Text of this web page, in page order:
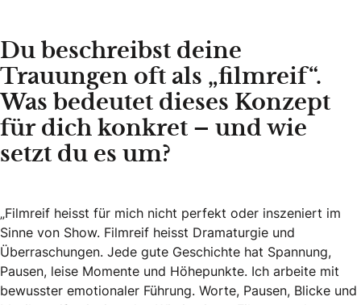
Du beschreibst deine
Trauungen oft als „filmreif“.
Was bedeutet dieses Konzept
für dich konkret – und wie
setzt du es um?
„Filmreif heisst für mich nicht perfekt oder inszeniert im
Sinne von Show. Filmreif heisst Dramaturgie und
Überraschungen. Jede gute Geschichte hat Spannung,
Pausen, leise Momente und Höhepunkte. Ich arbeite mit
bewusster emotionaler Führung. Worte, Pausen, Blicke und